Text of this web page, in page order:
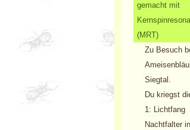
gemacht mit
(MRT)
Zu Besuch
Siegtal.
Du kriegst
1: Lichtfang
Nachtfalter